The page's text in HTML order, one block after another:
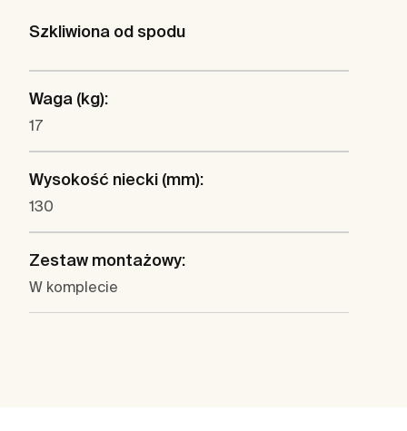
Szkliwiona od spodu
Waga (kg):
17
Wysokość niecki (mm):
130
Zestaw montażowy:
W komplecie